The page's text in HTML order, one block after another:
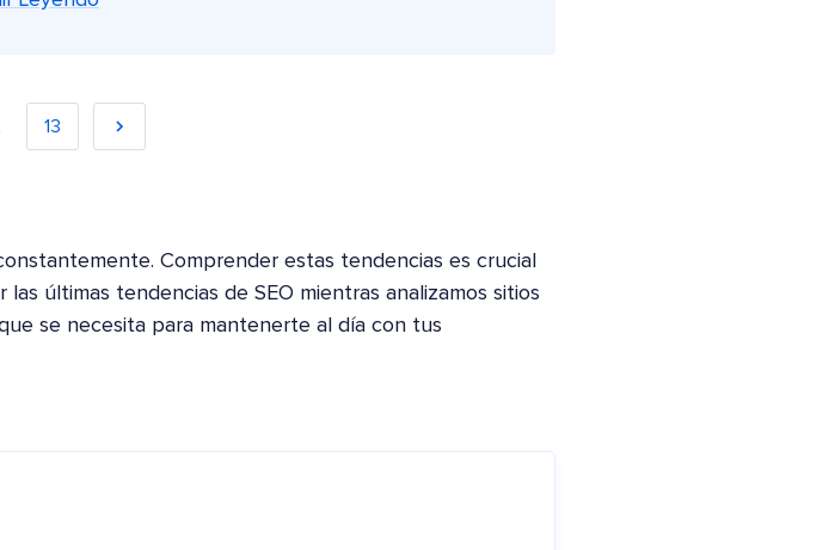
13
Comprender estas tendencias es crucial
últimas tendencias de SEO mientras analizamos sitios
se necesita para mantenerte al día con tus